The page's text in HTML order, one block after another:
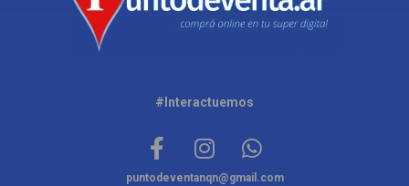
#Interactuemos
puntodeventanqn@gmail.com